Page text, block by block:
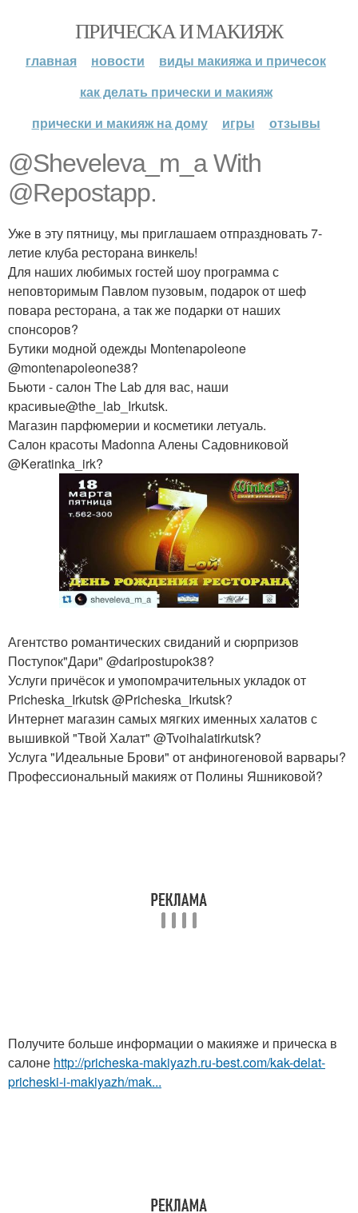
ПРИЧЕСКА И МАКИЯЖ
главная новости
виды макияжа и причесок
как делать прически и макияж
прически и макияж на дому
игры отзывы
@Sheveleva_m_a With
@Repostapp.
Уже в эту пятницу, мы приглашаем отпраздновать 7-
летие клуба ресторана винкель!
Для наших любимых гостей шоу программа с
неповторимым Павлом пузовым, подарок от шеф
повара ресторана, а так же подарки от наших
спонсоров?
Бутики модной одежды Montenapoleone
@montenapoleone38?
Бьюти - салон The Lab для вас, наши
красивые@the_lab_Irkutsk.
Магазин парфюмерии и косметики летуаль.
Салон красоты Madonna Алены Садовниковой
@Keratinka_irk?
Агентство романтических свиданий и сюрпризов
Поступок"Дари" @daripostupok38?
Услуги причёсок и умопомрачительных укладок от
Pricheska_Irkutsk @Pricheska_Irkutsk?
Интернет магазин самых мягких именных халатов с
вышивкой "Твой Халат" @Tvoihalatirkutsk?
Услуга "Идеальные Брови" от анфиногеновой варвары?
Профессиональный макияж от Полины Яшниковой?
Получите больше информации о макияже и прическа в
салоне http://pricheska-makiyazh.ru-best.com/kak-delat-
pricheski-i-makiyazh/mak...